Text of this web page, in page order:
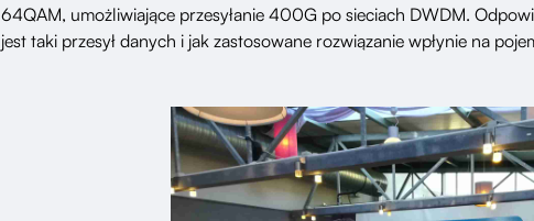
64QAM, umożliwiające przesyłanie 400G po sieciach DWDM.
jest taki przesył danych i jak zastosowane rozwiązanie wpłynie na